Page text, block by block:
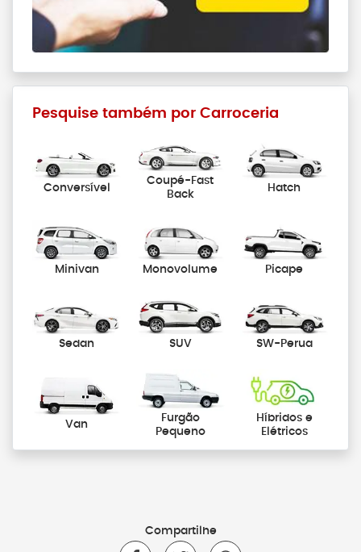
Pesquise também por Carroceria
Conversível
Coupé-Fast
Back
Hatch
Minivan Monovolume Picape
Sedan SUV SW-Perua
Van
Furgão
Pequeno
Híbridos e
Elétricos
Compartilhe